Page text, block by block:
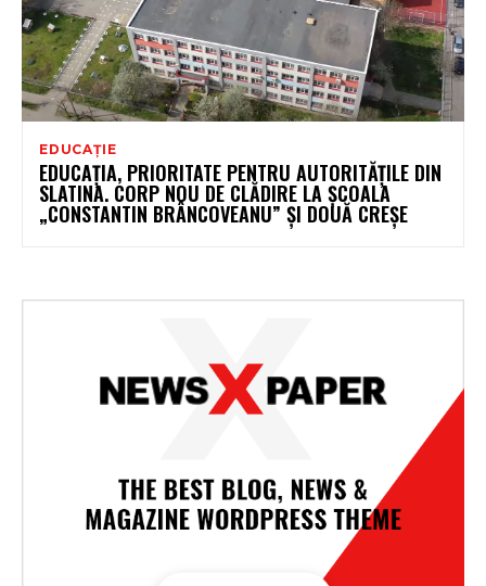
EDUCAȚIE
EDUCAȚIA, PRIORITATE PENTRU AUTORITĂȚILE DIN
SLATINA. CORP NOU DE CLĂDIRE LA ȘCOALA
„CONSTANTIN BRÂNCOVEANU” ȘI DOUĂ CREȘE